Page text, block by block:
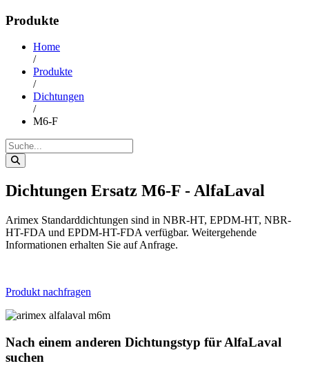
Produkte
Home
/
Produkte
/
Dichtungen
/
M6-F
Dichtungen Ersatz M6-F - AlfaLaval
Arimex Standarddichtungen sind in NBR-HT, EPDM-HT, NBR-
HT-FDA und EPDM-HT-FDA verfügbar. Weitergehende
Informationen erhalten Sie auf Anfrage.
Produkt nachfragen
Nach einem anderen Dichtungstyp für AlfaLaval
suchen